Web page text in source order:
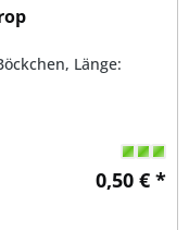
Länge:
0,50 € *